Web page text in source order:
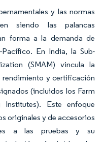
y las normas
siendo las palancas
forma a la demanda de
En India, la Sub-
(SMAM) vincula la
rendimiento y certificación
(incluidos los Farm
Institutes). Este enfoque
originales y de accesorios
a las pruebas y su